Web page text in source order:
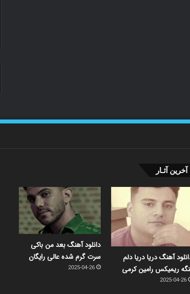
آخرین آثـار
آهنگ دریا دریا دلم
ریمیکس رامین کرمی
2025-04-26
دانلود آهنگ بعد من باکی
سرت گرم شده عالی رایگان
2025-04-26